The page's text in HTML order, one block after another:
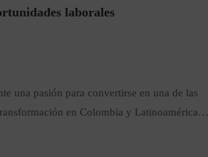
laborales
una pasión para convertirse en una de las
en Colombia y Latinoamérica…